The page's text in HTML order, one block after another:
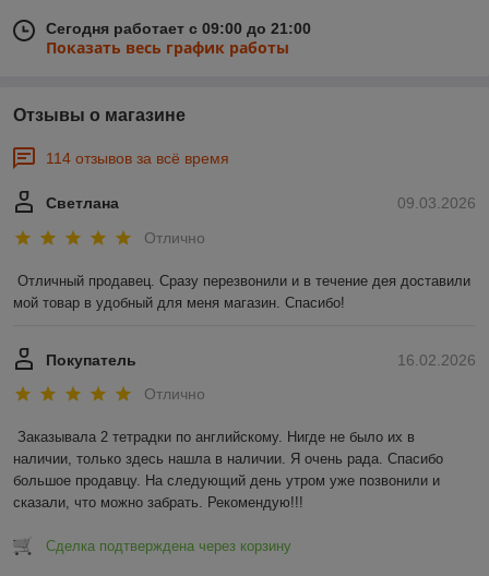
Сегодня работает с 09:00 до 21:00
Показать весь график работы
Отзывы о магазине
114 отзывов за всё время
09.03.2026
Светлана
Отлично
Отличный продавец. Сразу перезвонили и в течение дея доставили
мой товар в удобный для меня магазин. Спасибо!
16.02.2026
Покупатель
Отлично
Заказывала 2 тетрадки по английскому. Нигде не было их в
наличии, только здесь нашла в наличии. Я очень рада. Спасибо
большое продавцу. На следующий день утром уже позвонили и
сказали, что можно забрать. Рекомендую!!!
Сделка подтверждена через корзину